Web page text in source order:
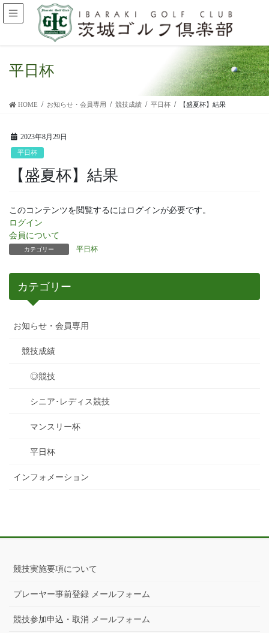
平日杯
HOME お知らせ・会員専用 競技成績 平日杯 【盛夏杯】結果
2023年8月29日
平日杯
【盛夏杯】結果
このコンテンツを閲覧するにはログインが必要です。
ログイン
会員について
カテゴリー 平日杯
カテゴリー
お知らせ・会員専用
競技成績
◎競技
シニア･レディス競技
マンスリー杯
平日杯
インフォメーション
競技実施要項について
プレーヤー事前登録 メールフォーム
競技参加申込・取消 メールフォーム